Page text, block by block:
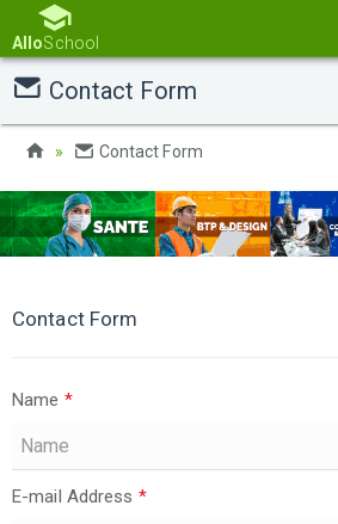
AlloSchool
Contact Form
Contact Form
Contact Form
Name *
E-mail Address *